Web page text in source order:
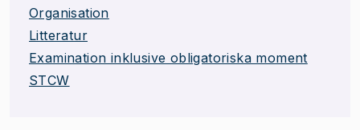
Organisation
Litteratur
Examination inklusive obligatoriska moment
STCW